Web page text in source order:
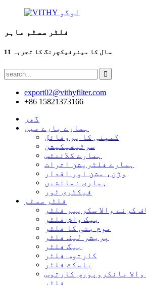
فلٹر سسٹم ماہر
11 سال کا مینوفیکچرنگ کا تجربہ
export02@vithyfilter.com
+86 15821373166
گھر
ہمارے بارے میں
کمپنی کا پروفائل
سرٹیفیکیشن
ہمارے کلائنٹس
ہمارے فلٹریشن اثرات
وژن، مشن اور اقدار
ہماری نمائشیں
فیکٹری ٹور
فلٹر سسٹم
کرنے والا سکریپر فلٹر
بیک واش فلٹر
موم بتی کا فلٹر
پریشر لیف فلٹر
بیگ فلٹر
کارتوس فلٹر
باسکٹ فلٹر
مائکروپورس کارتوس
فلٹر